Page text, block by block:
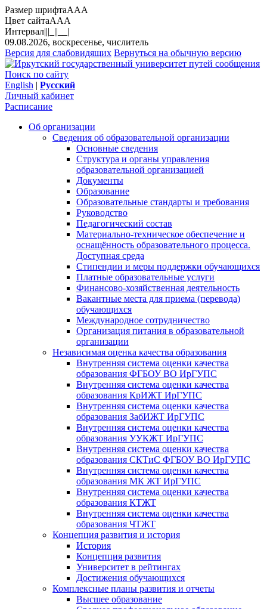
Размер шрифтаAAA
Цвет сайтаAAA
Интервал|||_||__|
09.08.2026, воскресенье, числитель
Версия для слабовидящих Вернуться на обычную версию
Поиск по сайту
English | Русский
Личный кабинет
Расписание
Об организации
Сведения об образовательной организации
Основные сведения
Структура и органы управления
образовательной организацией
Документы
Образование
Образовательные стандарты и требования
Руководство
Педагогический состав
Материально-техническое обеспечение и
оснащённость образовательного процесса.
Доступная среда
Стипендии и меры поддержки обучающихся
Платные образовательные услуги
Финансово-хозяйственная деятельность
Вакантные места для приема (перевода)
обучающихся
Международное сотрудничество
Организация питания в образовательной
организации
Независимая оценка качества образования
Внутренняя система оценки качества
образования ФГБОУ ВО ИрГУПС
Внутренняя система оценки качества
образования КрИЖТ ИрГУПС
Внутренняя система оценки качества
образования ЗабИЖТ ИрГУПС
Внутренняя система оценки качества
образования УУКЖТ ИрГУПС
Внутренняя система оценки качества
образования СКТиС ФГБОУ ВО ИрГУПС
Внутренняя система оценки качества
образования МК ЖТ ИрГУПС
Внутренняя система оценки качества
образования КТЖТ
Внутренняя система оценки качества
образования ЧТЖТ
Концепция развития и история
История
Концепция развития
Университет в рейтингах
Достижения обучающихся
Комплексные планы развития и отчеты
Высшее образование